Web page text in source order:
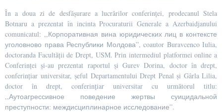
În a doua zi de desfășurare a lucrărilor conferinței, prodecanul Stela
Botnaru a prezentat în incinta Procuraturii Generale a Azerbaidjanului
comunicatul: ,,Корпоративная вина юридических лиц в контексте
уголовново права Республики Молдова”, coautor Buravcenco Iulia,
doctoranda Facultății de Drept, USM. Prin intermediul platformei online a
Conferinței și-au prezentat raportul și Gurev Dorina, doctor în drept,
conferințiar universitar, șeful Departamentului Drept Penal și Gârla Lilia,
doctor în drept, conferințiar universitar cu următorul titlu:
,,Аутоагрессивное поведение жертвы суицидальной
преступности: междисциплинарное исследование”.